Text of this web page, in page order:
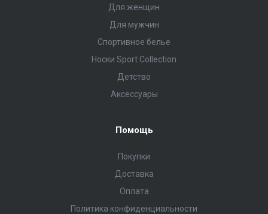
Для женщин
Для мужчин
Спортивное белье
Носки Sport Collection
Детство
Аксессуары
Помощь
Покупки
Доставка
Оплата
Политика конфиденциальности